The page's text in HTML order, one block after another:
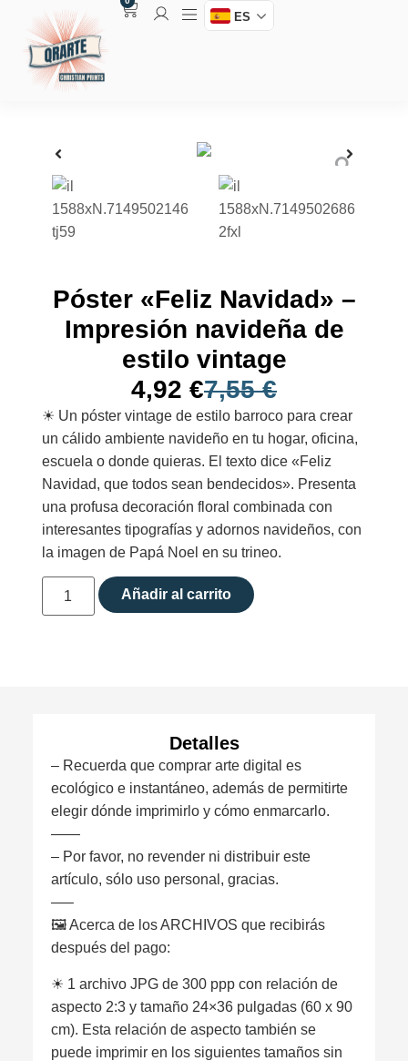
ES
Póster «Feliz Navidad» –
Impresión navideña de
estilo vintage
7,55€
4,92 €
☀︎ Un póster vintage de estilo barroco para crear
un cálido ambiente navideño en tu hogar, oficina,
escuela o donde quieras. El texto dice «Feliz
Navidad, que todos sean bendecidos». Presenta
una profusa decoración floral combinada con
interesantes tipografías y adornos navideños, con
la imagen de Papá Noel en su trineo.
Añadir al carrito
Detalles
– Recuerda que comprar arte digital es
ecológico e instantáneo, además de permitirte
elegir dónde imprimirlo y cómo enmarcarlo.
——
– Por favor, no revender ni distribuir este
artículo, sólo uso personal, gracias.
—–
🖼 Acerca de los ARCHIVOS que recibirás
después del pago:
☀︎ 1 archivo JPG de 300 ppp con relación de
aspecto 2:3 y tamaño 24×36 pulgadas (60 x 90
cm). Esta relación de aspecto también se
puede imprimir en los siguientes tamaños sin